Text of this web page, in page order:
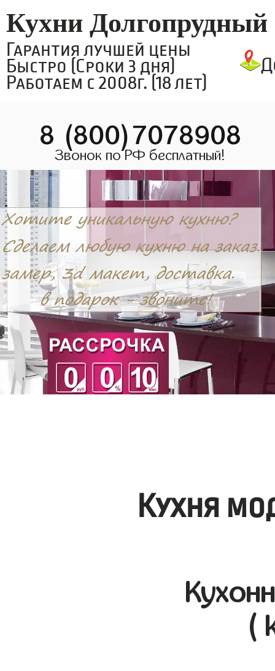
Кухни Долгопрудный
Гарантия лучшей цены
Быстро (Сроки 3 дня)
Работаем с 2008г. (18 лет)
8 (800)7078908
Звонок по РФ бесплатный!
Кухня
(